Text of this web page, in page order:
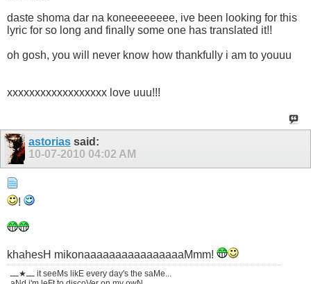
daste shoma dar na koneeeeeeee, ive been looking for this
lyric for so long and finally some one has translated it!!
oh gosh, you will never know how thankfully i am to youuu
xxxxxxxxxxxxxxxxxx love uuu!!!
astoriassaid:
10-07-2010 04:02 AM
!
khahesH mikonaaaaaaaaaaaaaaaaMmm!
ـــ★ـــ it seeMs likE every day's the saMe...